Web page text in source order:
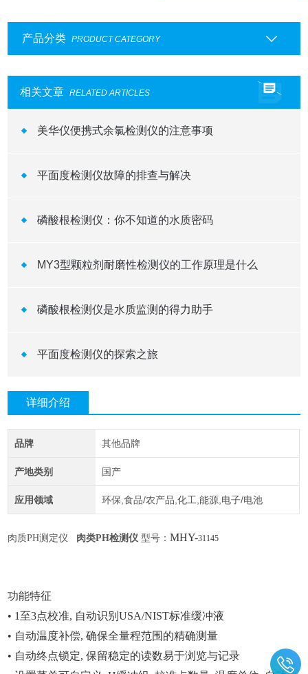
产品分类 PRODUCT CATEGORY
相关文章 RELATED ARTICLES
美华仪便携式余氯检测仪的注意事项
平面度检测仪故障的排查与解决
磷酸根检测仪：你不知道的水质密码
MY3型颗粒剂耐磨性检测仪的工作原理是什么
磷酸根检测仪是水质监测的得力助手
平面度检测仪的探索之旅
详细介绍
品牌 其他品牌
产地类别 国产
应用领域 环保,食品/农产品,化工,能源,电子/电池
肉质PH测定仪 肉类PH检测仪 型号：MHY-31145
功能特征
• 1至3点校准, 自动识别USA/NIST标准缓冲液
• 自动温度补偿, 确保全量程范围的精确测量
• 自动终点锁定, 保留稳定的读数易于浏览与记录